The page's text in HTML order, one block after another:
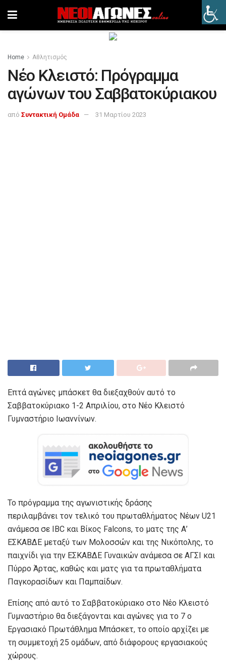
Home Αθλητισμός
Νέο Κλειστό: Πρόγραμμα
αγώνων του Σαββατοκύριακου
από Συντακτική Ομάδα 31 Μαρτίου 2023
Επτά αγώνες μπάσκετ θα διεξαχθούν αυτό το
Σαββατοκύριακο 1-2 Απριλίου, στο Νέο Κλειστό
Γυμναστήριο Ιωαννίνων.
Το πρόγραμμα της αγωνιστικής δράσης
περιλαμβάνει τον τελικό του πρωταθλήματος Νέων U21
ανάμεσα σε IBC και Βίκος Falcons, το ματς της Α’
ΕΣΚΑΒΔΕ μεταξύ των Μολοσσών και της Νικόπολης, το
παιχνίδι για την ΕΣΚΑΒΔΕ Γυναικών ανάμεσα σε ΑΓΣΙ και
Πύρρο Άρτας, καθώς και ματς για τα πρωταθλήματα
Παγκορασίδων και Παμπαίδων.
Επίσης από αυτό το Σαββατοκύριακο στο Νέο Κλειστό
Γυμναστήριο θα διεξάγονται και αγώνες για το 7 ο
Εργασιακό Πρωτάθλημα Μπάσκετ, το οποίο αρχίζει με
τη συμμετοχή 25 ομάδων, από διάφορους εργασιακούς
χώρους.